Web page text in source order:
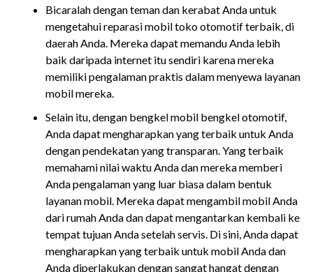
Bicaralah dengan teman dan kerabat Anda untuk
mengetahui reparasi mobil toko otomotif terbaik, di
daerah Anda. Mereka dapat memandu Anda lebih
baik daripada internet itu sendiri karena mereka
memiliki pengalaman praktis dalam menyewa layanan
mobil mereka.
Selain itu, dengan bengkel mobil bengkel otomotif,
Anda dapat mengharapkan yang terbaik untuk Anda
dengan pendekatan yang transparan. Yang terbaik
memahami nilai waktu Anda dan mereka memberi
Anda pengalaman yang luar biasa dalam bentuk
layanan mobil. Mereka dapat mengambil mobil Anda
dari rumah Anda dan dapat mengantarkan kembali ke
tempat tujuan Anda setelah servis. Di sini, Anda dapat
mengharapkan yang terbaik untuk mobil Anda dan
Anda diperlakukan dengan sangat hangat dengan